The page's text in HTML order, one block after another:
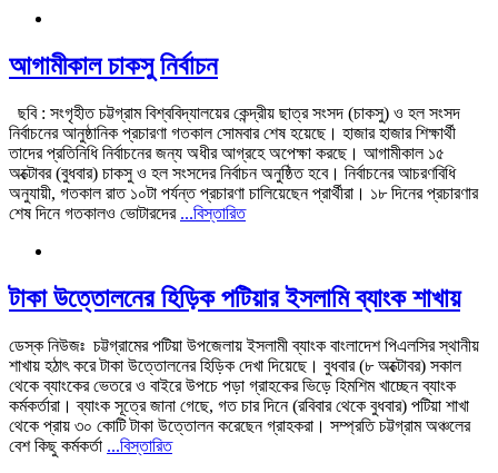
আগামীকাল চাকসু নির্বাচন
ছবি : সংগৃহীত চট্টগ্রাম বিশ্ববিদ্যালয়ের কেন্দ্রীয় ছাত্র সংসদ (চাকসু) ও হল সংসদ
নির্বাচনের আনুষ্ঠানিক প্রচারণা গতকাল সোমবার শেষ হয়েছে। হাজার হাজার শিক্ষার্থী
তাদের প্রতিনিধি নির্বাচনের জন্য অধীর আগ্রহে অপেক্ষা করছে। আগামীকাল ১৫
অক্টোবর (বুধবার) চাকসু ও হল সংসদের নির্বাচন অনুষ্ঠিত হবে। নির্বাচনের আচরণবিধি
অনুযায়ী, গতকাল রাত ১০টা পর্যন্ত প্রচারণা চালিয়েছেন প্রার্থীরা। ১৮ দিনের প্রচারণার
শেষ দিনে গতকালও ভোটারদের ...বিস্তারিত
টাকা উত্তোলনের হিড়িক পটিয়ার ইসলামি ব্যাংক শাখায়
ডেস্ক নিউজঃ চট্টগ্রামের পটিয়া উপজেলায় ইসলামী ব্যাংক বাংলাদেশ পিএলসির স্থানীয়
শাখায় হঠাৎ করে টাকা উত্তোলনের হিড়িক দেখা দিয়েছে। বুধবার (৮ অক্টোবর) সকাল
থেকে ব্যাংকের ভেতরে ও বাইরে উপচে পড়া গ্রাহকের ভিড়ে হিমশিম খাচ্ছেন ব্যাংক
কর্মকর্তারা। ব্যাংক সূত্রে জানা গেছে, গত চার দিনে (রবিবার থেকে বুধবার) পটিয়া শাখা
থেকে প্রায় ৩০ কোটি টাকা উত্তোলন করেছেন গ্রাহকরা। সম্প্রতি চট্টগ্রাম অঞ্চলের
বেশ কিছু কর্মকর্তা ...বিস্তারিত